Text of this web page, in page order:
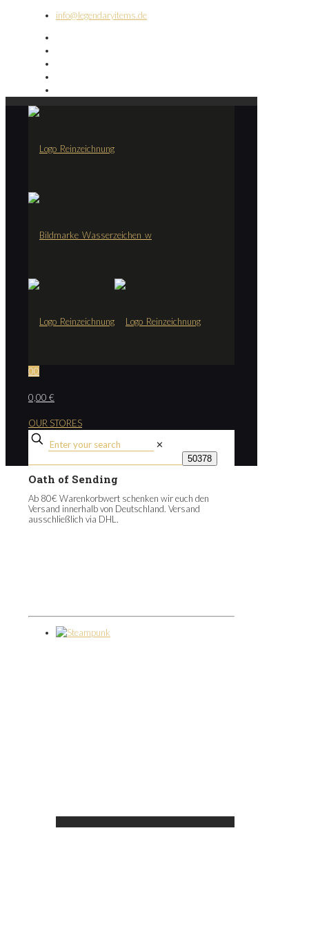
info@legendaryitems.de
00
0,00 €
OUR STORES
✕
Oath of Sending
Ab 80€ Warenkorbwert schenken wir euch den
Versand innerhalb von Deutschland. Versand
ausschließlich via DHL.